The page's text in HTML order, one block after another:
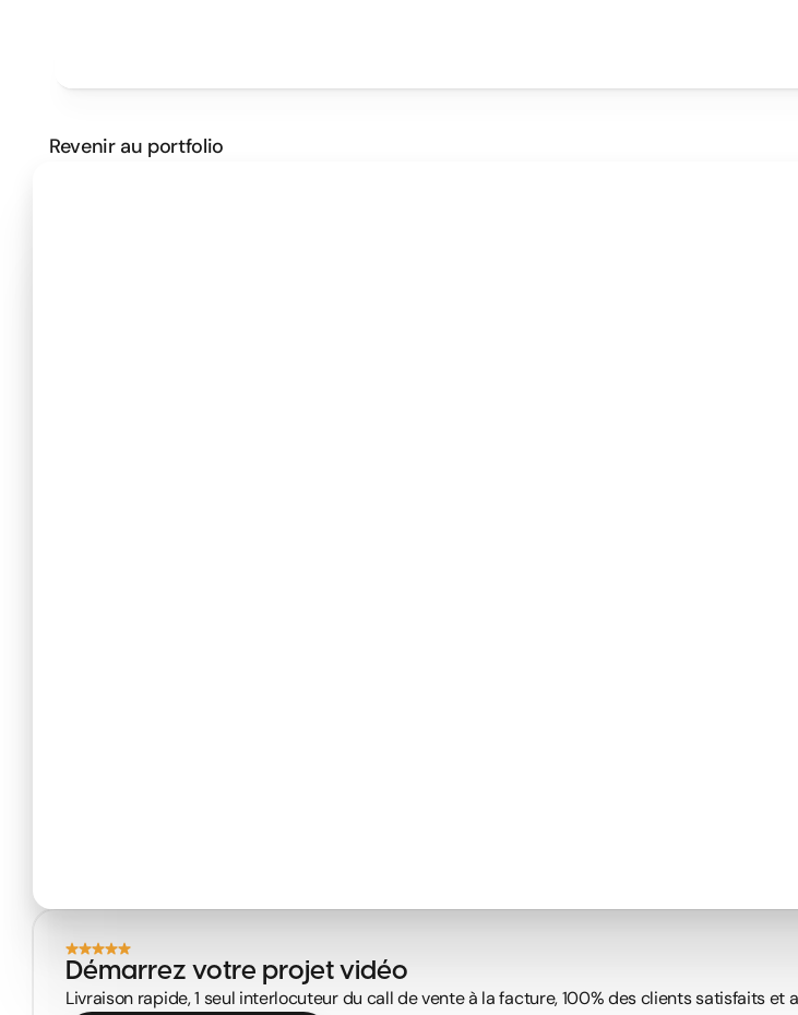
ProjetsTarifsMéthodeClients
Revenir au portfolio
Démarrez votre projet vidéo
Livraison rapide, 1 seul interlocuteur du call de vente à la facture, 100% des clients satisfaits et